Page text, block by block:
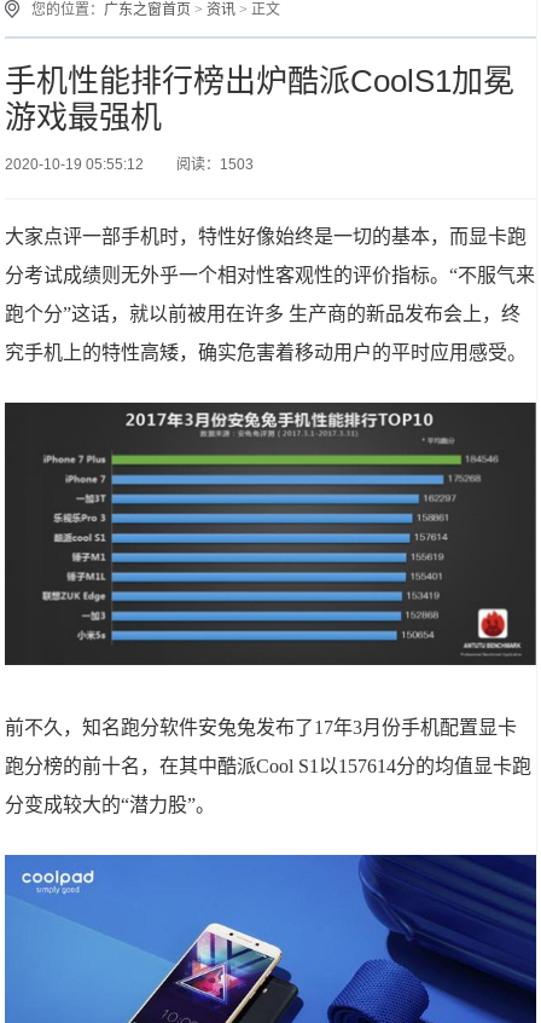
您的位置： 广东之窗首页 >资讯 > 正文
手机性能排行榜出炉酷派CoolS1加冕
游戏最强机
2020-10-19 05:55:12 阅读：1503
大家点评一部手机时，特性好像始终是一切的基本，而显卡跑
分考试成绩则无外乎一个相对性客观性的评价指标。“不服气来
跑个分”这话，就以前被用在许多 生产商的新品发布会上，终
究手机上的特性高矮，确实危害着移动用户的平时应用感受。
前不久，知名跑分软件安兔兔发布了17年3月份手机配置显卡
跑分榜的前十名，在其中酷派Cool S1以157614分的均值显卡跑
分变成较大的“潜力股”。